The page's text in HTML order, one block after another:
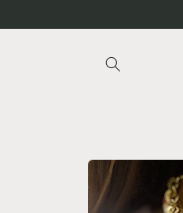
al contenido
directamente
a la
información
del producto